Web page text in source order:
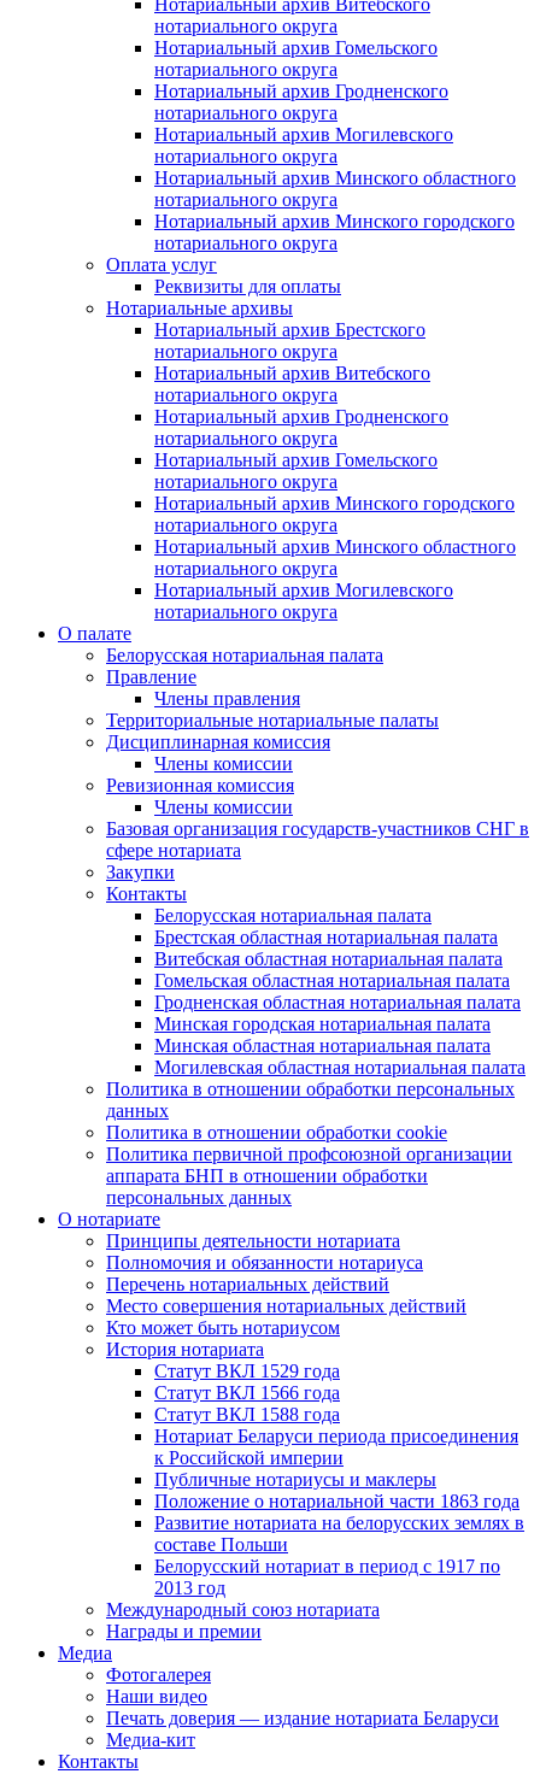
Нотариальный архив Витебского
нотариального округа
Нотариальный архив Гомельского
нотариального округа
Нотариальный архив Гродненского
нотариального округа
Нотариальный архив Могилевского
нотариального округа
Нотариальный архив Минского областного
нотариального округа
Нотариальный архив Минского городского
нотариального округа
Оплата услуг
Реквизиты для оплаты
Нотариальные архивы
Нотариальный архив Брестского
нотариального округа
Нотариальный архив Витебского
нотариального округа
Нотариальный архив Гродненского
нотариального округа
Нотариальный архив Гомельского
нотариального округа
Нотариальный архив Минского городского
нотариального округа
Нотариальный архив Минского областного
нотариального округа
Нотариальный архив Могилевского
нотариального округа
О палате
Белорусская нотариальная палата
Правление
Члены правления
Территориальные нотариальные палаты
Дисциплинарная комиссия
Члены комиссии
Ревизионная комиссия
Члены комиссии
Базовая организация государств-участников СНГ в
сфере нотариата
Закупки
Контакты
Белорусская нотариальная палата
Брестская областная нотариальная палата
Витебская областная нотариальная палата
Гомельская областная нотариальная палата
Гродненская областная нотариальная палата
Минская городская нотариальная палата
Минская областная нотариальная палата
Могилевская областная нотариальная палата
Политика в отношении обработки персональных
данных
Политика в отношении обработки cookie
Политика первичной профсоюзной организации
аппарата БНП в отношении обработки
персональных данных
О нотариате
Принципы деятельности нотариата
Полномочия и обязанности нотариуса
Перечень нотариальных действий
Место совершения нотариальных действий
Кто может быть нотариусом
История нотариата
Статут ВКЛ 1529 года
Статут ВКЛ 1566 года
Статут ВКЛ 1588 года
Нотариат Беларуси периода присоединения
к Российской империи
Публичные нотариусы и маклеры
Положение о нотариальной части 1863 года
Развитие нотариата на белорусских землях в
составе Польши
Белорусский нотариат в период с 1917 по
2013 год
Международный союз нотариата
Награды и премии
Медиа
Фотогалерея
Наши видео
Печать доверия — издание нотариата Беларуси
Медиа-кит
Контакты